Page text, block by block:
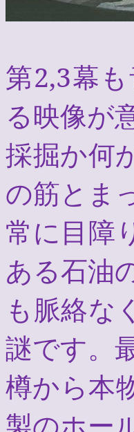
第2,3幕
る映像が
採掘か何
の筋とま
常に目障
ある石油
も脈絡な
謎です。
樽から本